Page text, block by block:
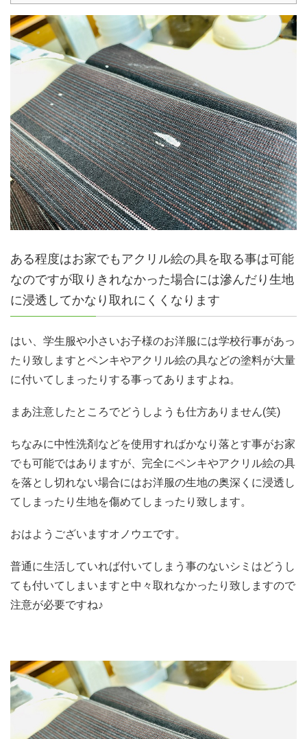
ある程度はお家でもアクリル絵の具を取る事は可能
なのですが取りきれなかった場合には滲んだり生地
に浸透してかなり取れにくくなります
はい、学生服や小さいお子様のお洋服には学校行事があっ
たり致しますとペンキやアクリル絵の具などの塗料が大量
に付いてしまったりする事ってありますよね。
まあ注意したところでどうしようも仕方ありません(笑)
ちなみに中性洗剤などを使用すればかなり落とす事がお家
でも可能ではありますが、完全にペンキやアクリル絵の具
を落とし切れない場合にはお洋服の生地の奥深くに浸透し
てしまったり生地を傷めてしまったり致します。
おはようございますオノウエです。
普通に生活していれば付いてしまう事のないシミはどうし
ても付いてしまいますと中々取れなかったり致しますので
注意が必要ですね♪